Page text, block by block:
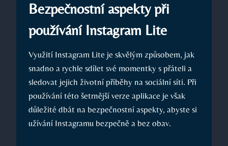
Bezpečnostní aspekty při
používání Instagram Lite
Využití Instagram Lite je skvělým způsobem, jak
snadno a rychle sdílet své momentky s přáteli a
sledovat jejich životní příběhy na sociální síti. Při
používání této šetrnější verze aplikace je však
důležité dbát na bezpečnostní aspekty, abyste si
užívání Instagramu bezpečně a bez obav.